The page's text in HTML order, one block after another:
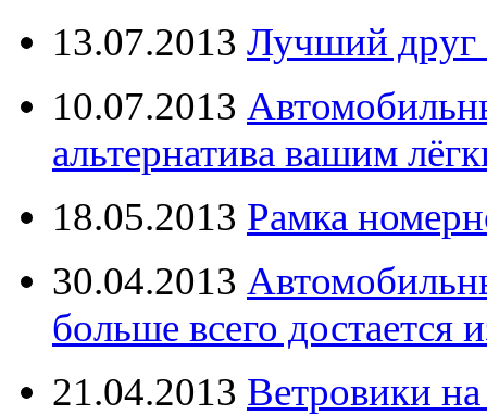
13.07.2013 Лучший друг
10.07.2013
альтернатива вашим
18.05.2013 Рамка
30.04.2013
больше всего достается
21.04.2013 Ветровики